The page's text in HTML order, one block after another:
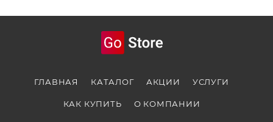
ГЛАВНАЯ КАТАЛОГ АКЦИИ УСЛУГИ
КАК КУПИТЬ О КОМПАНИИ